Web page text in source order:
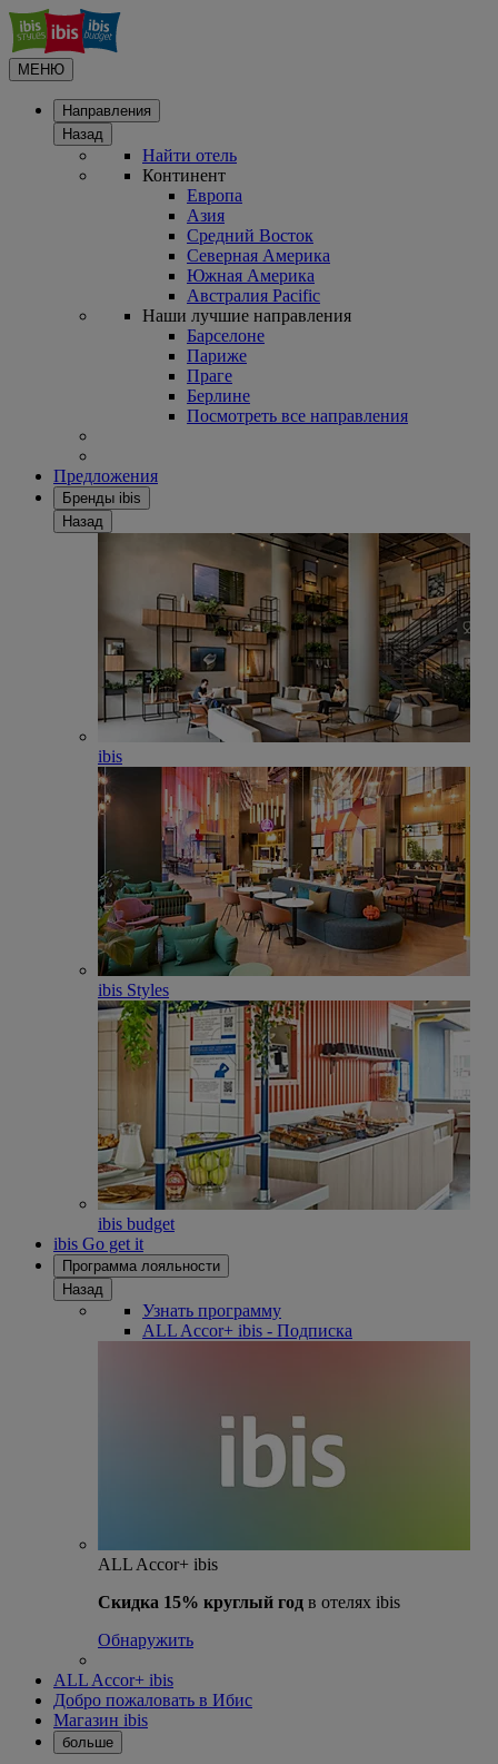
МЕНЮ
Направления
Назад
Найти отель
Континент
Европа
Азия
Средний Восток
Северная Америка
Южная Америка
Австралия Pacific
Наши лучшие направления
Барселоне
Париже
Праге
Берлине
Посмотреть все направления
Предложения
Бренды ibis
Назад
ibis
ibis Styles
ibis budget
ibis Go get it
Программа лояльности
Назад
Узнать программу
ALL Accor+ ibis - Подписка
ALL Accor+ ibis
Скидка 15% круглый год в отелях ibis
Обнаружить
ALL Accor+ ibis
Добро пожаловать в Ибис
Магазин ibis
больше